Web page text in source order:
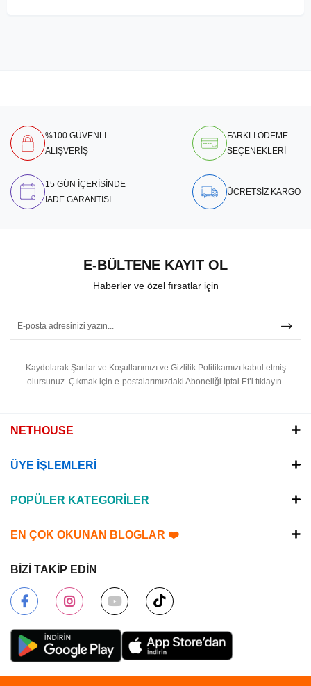
%100 GÜVENLİ
ALIŞVERİŞ
FARKLI ÖDEME
SEÇENEKLERİ
15 GÜN İÇERİSİNDE
İADE GARANTİSİ
ÜCRETSİZ KARGO
E-BÜLTENE KAYIT OL
Haberler ve özel fırsatlar için
Kaydolarak Şartlar ve Koşullarımızı ve Gizlilik Politikamızı kabul etmiş
olursunuz. Çıkmak için e-postalarımızdaki Aboneliği İptal Et’i tıklayın.
NETHOUSE
ÜYE İŞLEMLERİ
POPÜLER KATEGORİLER
EN ÇOK OKUNAN BLOGLAR ❤️
BİZİ TAKİP EDİN